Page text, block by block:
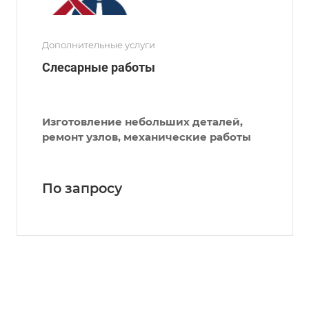
Дополнительные услуги
Слесарные работы
Изготовление небольших деталей,
ремонт узлов, механические работы
По запросу